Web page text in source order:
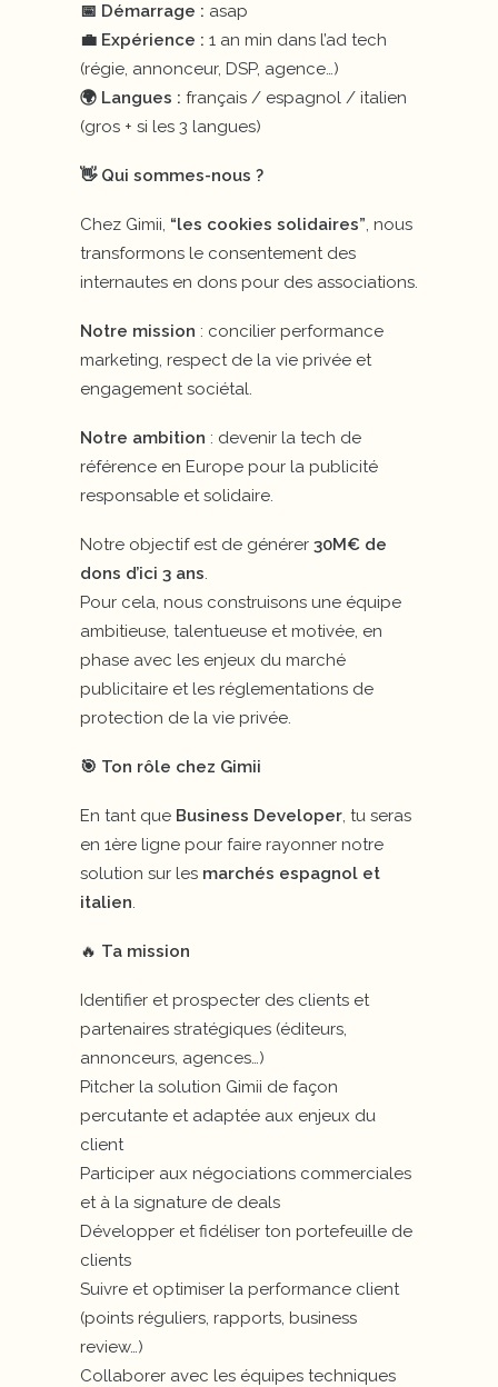
📅 Démarrage : asap
💼 Expérience : 1 an min dans l’ad tech
(régie, annonceur, DSP, agence…)
🌍 Langues : français / espagnol / italien
(gros + si les 3 langues)
👋 Qui sommes-nous ?
Chez Gimii, “les cookies solidaires”, nous
transformons le consentement des
internautes en dons pour des associations.
Notre mission : concilier performance
marketing, respect de la vie privée et
engagement sociétal.
Notre ambition : devenir la tech de
référence en Europe pour la publicité
responsable et solidaire.
Notre objectif est de générer 30M€ de
dons d’ici 3 ans.
Pour cela, nous construisons une équipe
ambitieuse, talentueuse et motivée, en
phase avec les enjeux du marché
publicitaire et les réglementations de
protection de la vie privée.
🎯 Ton rôle chez Gimii
En tant que Business Developer, tu seras
en 1ère ligne pour faire rayonner notre
solution sur les marchés espagnol et
italien.
🔥 Ta mission
Identifier et prospecter des clients et
partenaires stratégiques (éditeurs,
annonceurs, agences…)
Pitcher la solution Gimii de façon
percutante et adaptée aux enjeux du
client
Participer aux négociations commerciales
et à la signature de deals
Développer et fidéliser ton portefeuille de
clients
Suivre et optimiser la performance client
(points réguliers, rapports, business
review…)
Collaborer avec les équipes techniques